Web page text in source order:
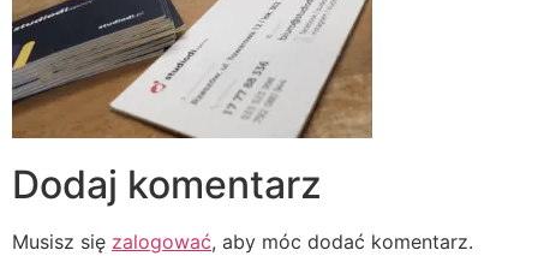
Dodaj komentarz
Musisz się zalogować, aby móc dodać komentarz.